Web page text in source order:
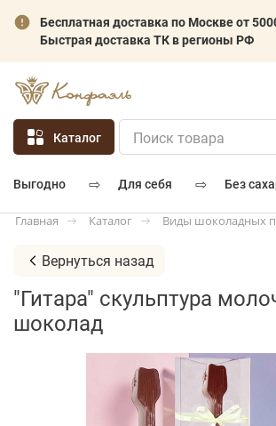
Бесплатная доставка по Москве от
Быстрая доставка ТК в регионы РФ
Каталог
выгодно ⇨ для себя ⇨ без
Главная Каталог Виды шоколадных
Вернуться назад
"Гитара" скульптура
шоколад